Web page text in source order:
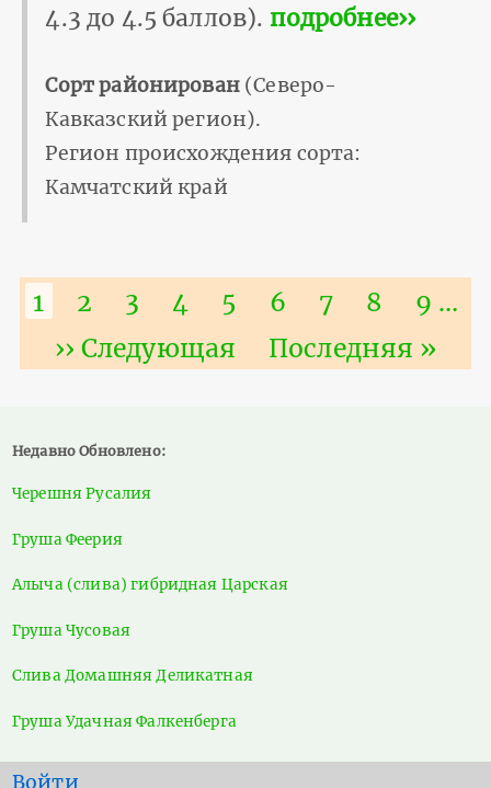
4.3 до 4.5 баллов). подробнее››
Сорт районирован(Северо-
Кавказский регион).
Регион происхождения сорта:
Камчатский край
Нумерация
страниц
Текущая
страница
1 Страница
2 Страница
3 Страница
4 Страница
5 Страница
6 Страница
7 8 9 …
Следующая
›› Следующая
Последняя
Последняя »
Недавно Обновлено:
Черешня Русалия
Груша Феерия
Алыча (слива) гибридная Царская
Груша Чусовая
Слива Домашняя Деликатная
Груша Удачная Фалкенберга
User
Войти